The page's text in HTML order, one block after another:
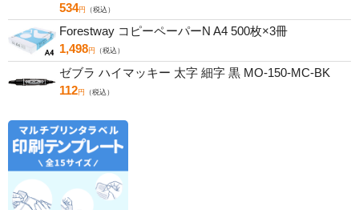
534円 （税込）
Forestway コピーペーパーN A4 500枚×3冊
1,498円 （税込）
ゼブラ ハイマッキー 太字 細字 黒 MO-150-MC-BK
112円 （税込）